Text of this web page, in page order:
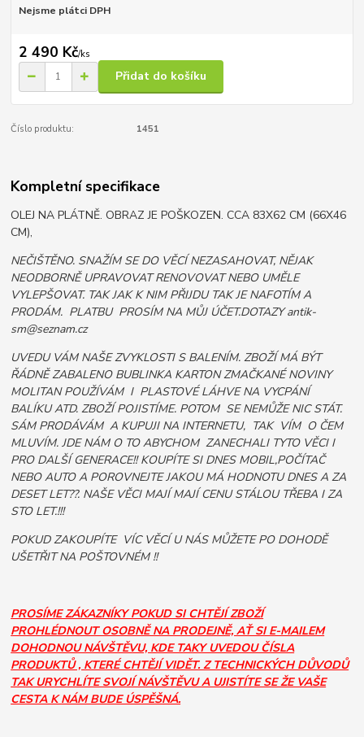
Nejsme plátci DPH
2 490 Kč/ks
Přidat do košíku
Číslo produktu: 1451
Kompletní specifikace
OLEJ NA PLÁTNĚ. OBRAZ JE POŠKOZEN. CCA 83X62 CM (66X46
CM),
NEČIŠTĚNO. SNAŽÍM SE DO VĚCÍ NEZASAHOVAT, NĚJAK
NEODBORNĚ UPRAVOVAT RENOVOVAT NEBO UMĚLE
VYLEPŠOVAT. TAK JAK K NIM PŘIJDU TAK JE NAFOTÍM A
PRODÁM. PLATBU PROSÍM NA MŮJ ÚČET.DOTAZY antik-
sm@seznam.cz
UVEDU VÁM NAŠE ZVYKLOSTI S BALENÍM. ZBOŽÍ MÁ BÝT
ŘÁDNĚ ZABALENO BUBLINKA KARTON ZMAČKANÉ NOVINY
MOLITAN POUŽÍVÁM I PLASTOVÉ LÁHVE NA VYCPÁNÍ
BALÍKU ATD. ZBOŽÍ POJISTÍME. POTOM SE NEMŮŽE NIC STÁT.
SÁM PRODÁVÁM A KUPUJI NA INTERNETU, TAK VÍM O ČEM
MLUVÍM. JDE NÁM O TO ABYCHOM ZANECHALI TYTO VĚCI I
PRO DALŠÍ GENERACE!! KOUPÍTE SI DNES MOBIL,POČÍTAČ
NEBO AUTO A POROVNEJTE JAKOU MÁ HODNOTU DNES A ZA
DESET LET??. NAŠE VĚCI MAJÍ MAJÍ CENU STÁLOU TŘEBA I ZA
STO LET.!!!
POKUD ZAKOUPÍTE VÍC VĚCÍ U NÁS MŮŽETE PO DOHODĚ
UŠETŘIT NA POŠTOVNÉM !!
PROSÍME ZÁKAZNÍKY POKUD SI CHTĚJÍ ZBOŽÍ
PROHLÉDNOUT OSOBNĚ NA PRODEJNĚ, AŤ SI E-MAILEM
DOHODNOU NÁVŠTĚVU, KDE TAKY UVEDOU ČÍSLA
PRODUKTŮ , KTERÉ CHTĚJÍ VIDĚT. Z TECHNICKÝCH DŮVODŮ
TAK URYCHLÍTE SVOJÍ NÁVŠTĚVU A UJISTÍTE SE ŽE VAŠE
CESTA K NÁM BUDE ÚSPĚŠNÁ.